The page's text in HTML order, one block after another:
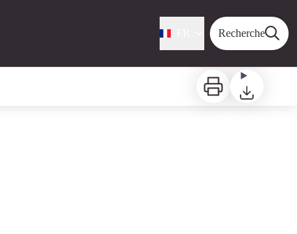
Recherche
Imprimer Télécharger